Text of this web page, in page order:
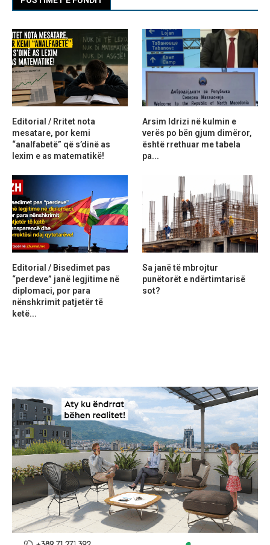
Editorial / Rritet nota
mesatare, por kemi
“analfabetë” që s’dinë as
lexim e as matematikë!
Arsim Idrizi në kulmin e
verës po bën gjum dimëror,
është rrethuar me tabela
pa...
Editorial / Bisedimet pas
“perdeve” janë legjitime në
diplomaci, por para
nënshkrimit patjetër të
ketë...
Sa janë të mbrojtur
punëtorët e ndërtimtarisë
sot?